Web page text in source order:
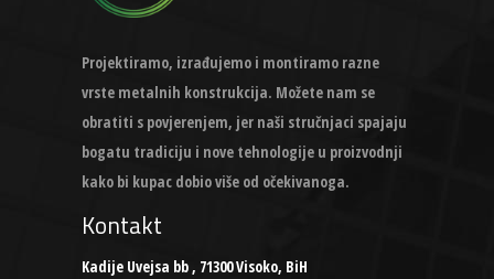
Projektiramo, izrađujemo i montiramo razne
vrste metalnih konstrukcija. Možete nam se
obratiti s povjerenjem, jer naši stručnjaci spajaju
bogatu tradiciju i nove tehnologije u proizvodnji
kako bi kupac dobio više od očekivanoga.
Kontakt
Kadije Uvejsa bb , 71300 Visoko, BiH